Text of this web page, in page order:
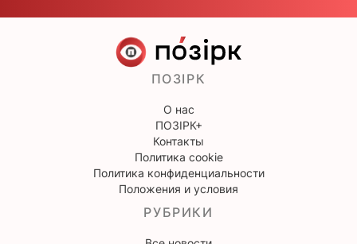
ПОЗІРК
О нас
ПОЗІРК+
Контакты
Политика cookie
Политика конфиденциальности
Положения и условия
РУБРИКИ